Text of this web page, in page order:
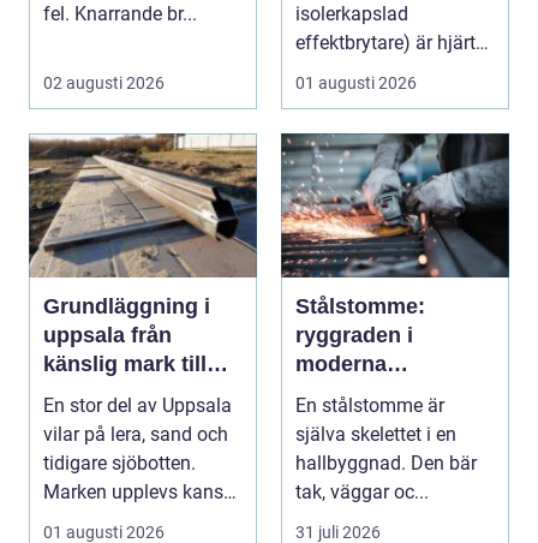
fel. Knarrande br...
02 augusti 2026
isolerkapslad
effektbrytare) är hjärtat
i många moderna
elför...
01 augusti 2026
Grundläggning i
uppsala från
känslig mark till
stabila
konstruktioner
En stor del av Uppsala
vilar på lera, sand och
tidigare sjöbotten.
Marken upplevs kanske
som stabil ...
01 augusti 2026
Stålstomme:
ryggraden i
moderna
hallbyggnader
En stålstomme är
själva skelettet i en
hallbyggnad. Den bär
tak, väggar oc...
31 juli 2026